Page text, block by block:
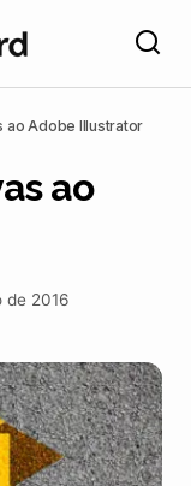
ao Adobe Illustrator
ao
de 2016